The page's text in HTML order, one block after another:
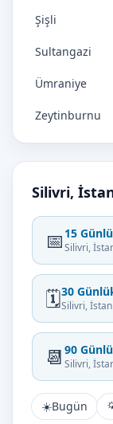
Şişli
Sultangazi
Ümraniye
Zeytinburnu
Silivri,
📅 15
Silivri,
🗓️30
Silivri,
📆 90
Silivri,
☀️Bugün